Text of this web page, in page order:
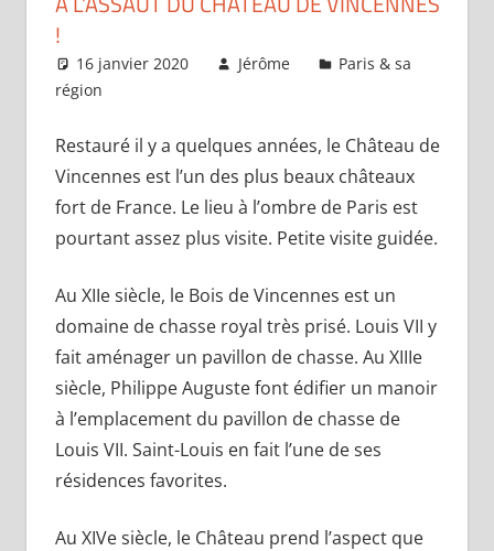
!
16 janvier 2020 Jérôme
Paris & sa
région
Restauré il y a quelques années, le Château de
Vincennes est l’un des plus beaux châteaux
fort de France. Le lieu à l’ombre de Paris est
pourtant assez plus visite. Petite visite guidée.
Au XIIe siècle, le Bois de Vincennes est un
domaine de chasse royal très prisé. Louis VII y
fait aménager un pavillon de chasse. Au XIIIe
siècle, Philippe Auguste font édifier un manoir
à l’emplacement du pavillon de chasse de
Louis VII. Saint-Louis en fait l’une de ses
résidences favorites.
Au XIVe siècle, le Château prend l’aspect que